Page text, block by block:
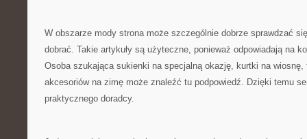
W obszarze mody strona może szczególnie dobrze sprawdzać
dobrać. Takie artykuły są użyteczne, ponieważ odpowiadają na
Osoba szukająca sukienki na specjalną okazję, kurtki na
akcesoriów na zimę może znaleźć tu podpowiedź. Dzięki temu
praktycznego doradcy.